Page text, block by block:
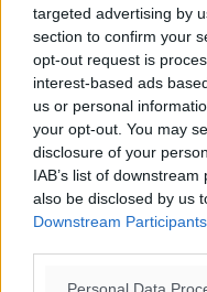
targeted advertising by
section to confirm your
opt-out request is
interest-based ads
us or personal
your opt-out. You may
disclosure of your
IAB’s list of
also be disclosed by us
Downstream Participants
Personal Data
Γ’ Εθνική
αγωνιστικών της
Αθλητικά• πριν 4 ώρες
Συνελήφθησαν δύο